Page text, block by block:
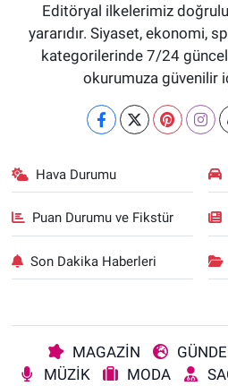
Editöryal ilkelerimiz
yararıdır. Siyaset, ekonomi,
kategorilerinde 7/24
okurumuza güvenilir
Hava Durumu
Puan Durumu ve Fikstür
Son Dakika Haberleri
MAGAZİN
MÜZİK
MODA